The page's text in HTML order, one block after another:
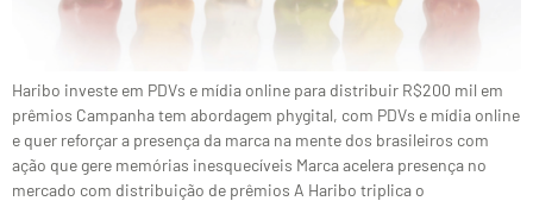
Haribo investe em PDVs e mídia online para distribuir R$200 mil em
prêmios Campanha tem abordagem phygital, com PDVs e mídia online
e quer reforçar a presença da marca na mente dos brasileiros com
ação que gere memórias inesquecíveis Marca acelera presença no
mercado com distribuição de prêmios A Haribo triplica o